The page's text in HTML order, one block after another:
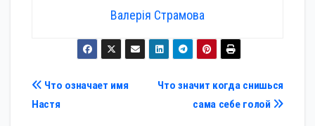
Валерія Страмова
Навигация
Что значит когда снишься
сама себе голой
Что означает имя
Настя